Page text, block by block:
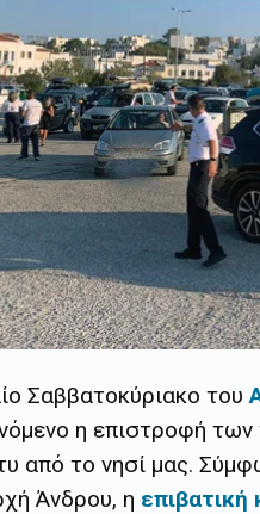
Σαββατοκύριακο του
η επιστροφή
από το νησί μας.
Άνδρου, η επιβατική